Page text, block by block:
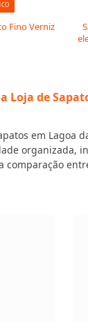
Fino Verniz
Loja de
em Lagoa
organizada,
comparação